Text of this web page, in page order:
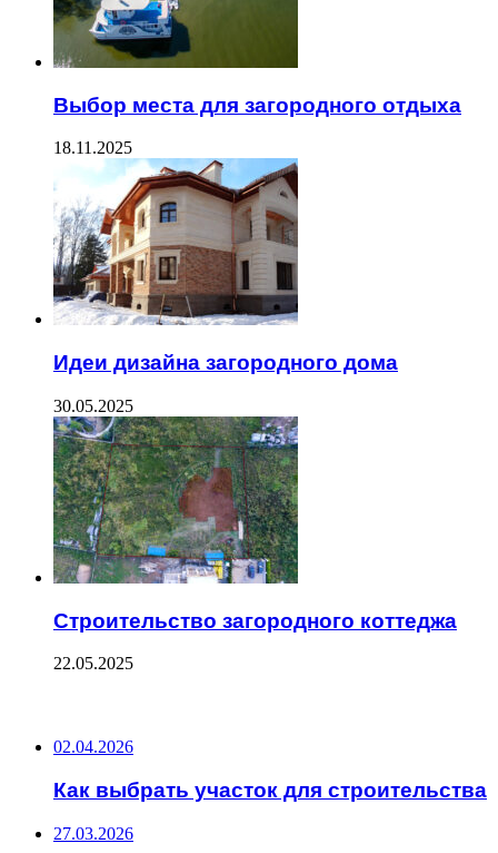
Выбор места для загородного отдыха
18.11.2025
Идеи дизайна загородного дома
30.05.2025
Строительство загородного коттеджа
22.05.2025
02.04.2026
Как выбрать участок для строительства
27.03.2026